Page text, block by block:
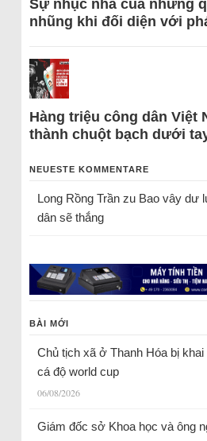
Sự nhục nhã của những
nhũng khi đối diện với
Hàng triệu công dân Việt
thành chuột bạch dưới
NEUESTE KOMMENTARE
Long Rồng Trầnzu Bao vây dư
dân sẽ thắng
BÀI MỚI
Chủ tịch xã ở Thanh Hóa bị
cá độ world cup
06/08/2026
Giám đốc sở Khoa học và ông